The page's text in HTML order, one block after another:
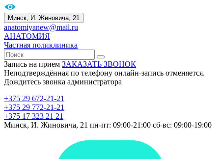
Минск, И. Жиновича, 21
anatomiyanew@mail.ru
АНАТОМИЯ
Частная поликлиника
Запись на прием ЗАКАЗАТЬ ЗВОНОК
Неподтверждённая по телефону онлайн-запись отменяется.
Дождитесь звонка администратора
+375 29 672-21-21
+375 29 772-21-21
+375 17 323 21 21
Минск, И. Жиновича, 21 пн-пт: 09:00-21:00 сб-вс: 09:00-19:00